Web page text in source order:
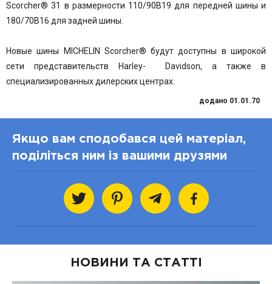
Scorcher® 31 в размерности 110/90B19 для передней шины и
180/70B16 для задней шины.
Новые шины MICHELIN Scorcher® будут доступны в широкой
сети представительств Harley- Davidson, а также в
специализированных дилерских центрах.
додано 01.01.70
Якщо вам сподобався цей матеріал,
поділіться ним із вашими друзями
НОВИНИ ТА СТАТТІ